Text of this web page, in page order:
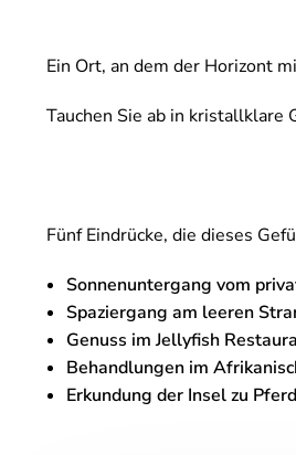
Ein Ort, an dem der Horizont
Tauchen Sie ab in kristallklare
Fünf Eindrücke, die dieses
Sonnenuntergang vom
Spaziergang am leeren
Genuss im Jellyfish
Behandlungen im
Erkundung der Insel zu